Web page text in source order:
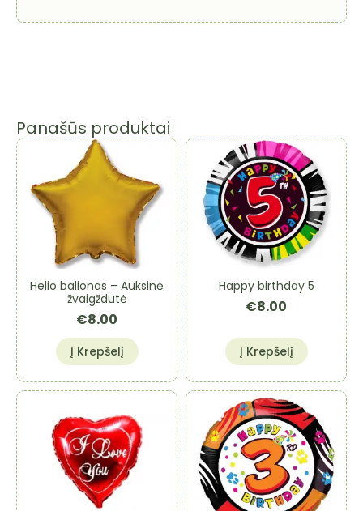
Panašūs produktai
Helio balionas – Auksinė
žvaigždutė
€8.00
Į Krepšelį
Happy birthday 5
€8.00
Į Krepšelį